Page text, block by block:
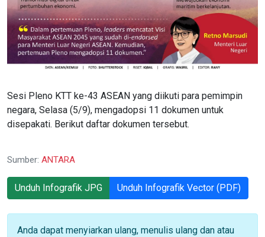
Sesi Pleno KTT ke-43 ASEAN yang diikuti para pemimpin
negara, Selasa (5/9), mengadopsi 11 dokumen untuk
disepakati. Berikut daftar dokumen tersebut.
Sumber: ANTARA
Unduh Infografik JPG Unduh Infografik Vector (PDF)
Anda dapat menyiarkan ulang, menulis ulang dan atau